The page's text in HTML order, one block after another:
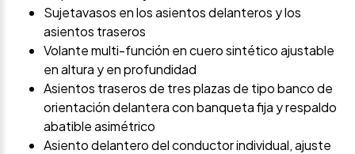
Sujetavasos en los asientos delanteros y los
asientos traseros
Volante multi-función en cuero sintético ajustable
en altura y en profundidad
Asientos traseros de tres plazas de tipo banco de
orientación delantera con banqueta fija y respaldo
abatible asimétrico
Asiento delantero del conductor individual, ajuste